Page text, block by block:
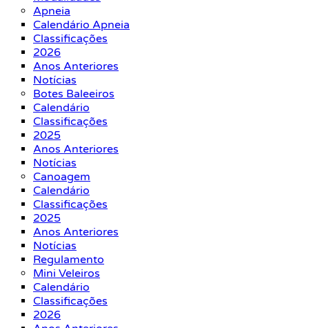
Apneia
Calendário Apneia
Classificações
2026
Anos Anteriores
Notícias
Botes Baleeiros
Calendário
Classificações
2025
Anos Anteriores
Notícias
Canoagem
Calendário
Classificações
2025
Anos Anteriores
Notícias
Regulamento
Mini Veleiros
Calendário
Classificações
2026